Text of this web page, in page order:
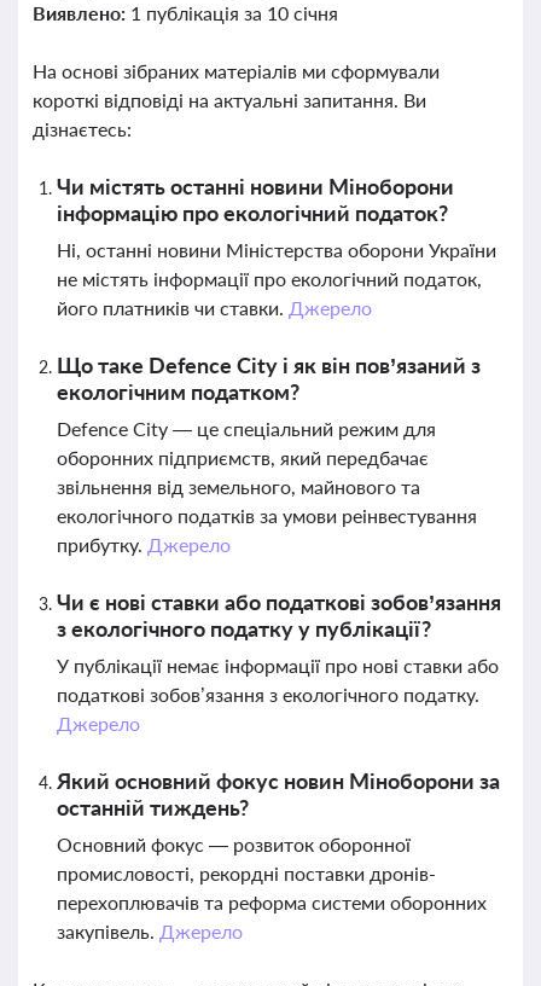
Виявлено: 1 публікація за 10 січня
На основі зібраних матеріалів ми сформували
короткі відповіді на актуальні запитання. Ви
дізнаєтесь:
Чи містять останні новини Міноборони
інформацію про екологічний податок?
Ні, останні новини Міністерства оборони України
не містять інформації про екологічний податок,
його платників чи ставки. Джерело
Що таке Defence City і як він пов’язаний з
екологічним податком?
Defence City — це спеціальний режим для
оборонних підприємств, який передбачає
звільнення від земельного, майнового та
екологічного податків за умови реінвестування
прибутку. Джерело
Чи є нові ставки або податкові зобов’язання
з екологічного податку у публікації?
У публікації немає інформації про нові ставки або
податкові зобов’язання з екологічного податку.
Джерело
Який основний фокус новин Міноборони за
останній тиждень?
Основний фокус — розвиток оборонної
промисловості, рекордні поставки дронів-
перехоплювачів та реформа системи оборонних
закупівель. Джерело